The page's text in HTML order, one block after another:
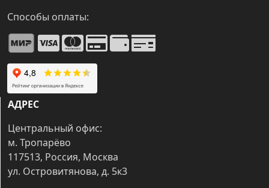
Способы оплаты:
АДРЕС
Центральный офис:
м. Тропарёво
117513, Россия, Москва
ул. Островитянова, д. 5к3